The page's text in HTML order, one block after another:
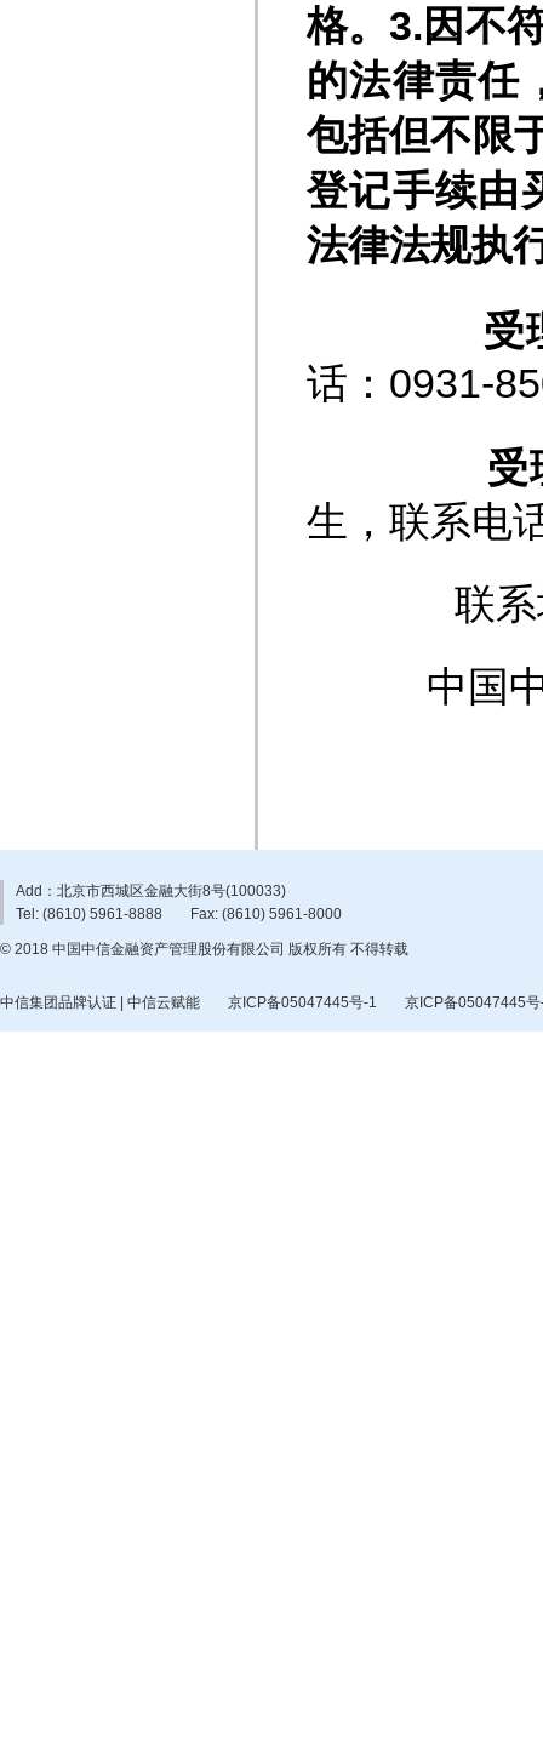
格。3.因不
的法律责任
包括但不限
登记手续由
法律法规执
受理
话：0931-
受理
生，联系电
联系地址
中国
Add：北京市西城区金融大街8号(100033)
Tel: (8610) 5961-8888
Fax: (8610) 5961-8000
© 2018 中国中信金融资产管理股份有限公司 版权所有 不得转载
中信集团品牌认证 | 中信云赋能 京ICP备05047445号-1 京ICP备05047445